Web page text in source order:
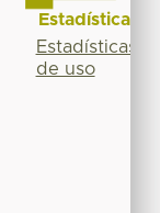
Estadísticas
Estadísticas
de uso